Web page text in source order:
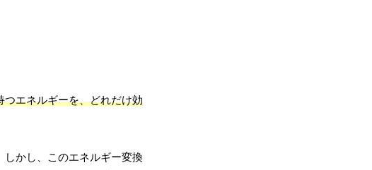
つエネルギーを、どれだけ効
しかし、このエネルギー変換